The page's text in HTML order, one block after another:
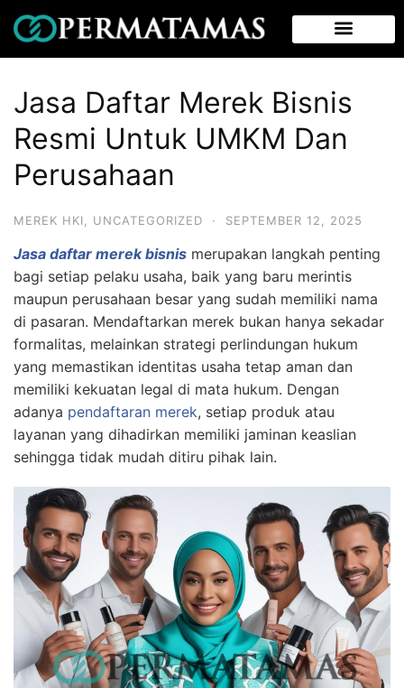
Jasa Daftar Merek Bisnis
Resmi Untuk UMKM Dan
Perusahaan
MEREK HKI UNCATEGORIZED · SEPTEMBER 12, 2025
Jasa daftar merek bisnis merupakan langkah penting
bagi setiap pelaku usaha, baik yang baru merintis
maupun perusahaan besar yang sudah memiliki nama
di pasaran. Mendaftarkan merek bukan hanya sekadar
formalitas, melainkan strategi perlindungan hukum
yang memastikan identitas usaha tetap aman dan
memiliki kekuatan legal di mata hukum. Dengan
adanya pendaftaran merek, setiap produk atau
layanan yang dihadirkan memiliki jaminan keaslian
sehingga tidak mudah ditiru pihak lain.